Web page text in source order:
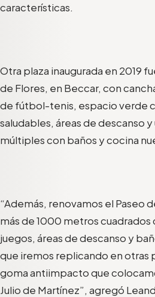
características.
Otra plaza inaugurada en 2019
de Flores, en Beccar, con
de fútbol-tenis, espacio verde
saludables, áreas de descanso y
múltiples con baños y cocina
“Además, renovamos el Paseo
más de 1000 metros cuadrados
juegos, áreas de descanso y
que iremos replicando en otras
goma antiimpacto que
Julio de Martínez”, agregó